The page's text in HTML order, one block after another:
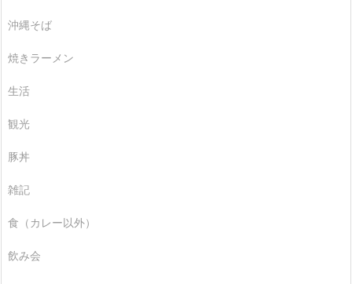
沖縄そば
焼きラーメン
生活
観光
豚丼
雑記
食（カレー以外）
飲み会